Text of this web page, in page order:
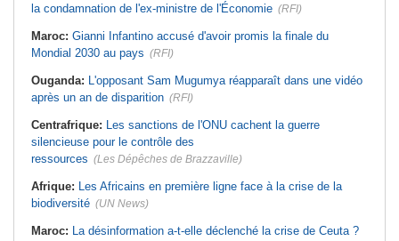
la condamnation de l'ex-ministre de l'Économie (RFI)
Maroc: Gianni Infantino accusé d'avoir promis la finale du
Mondial 2030 au pays (RFI)
Ouganda: L'opposant Sam Mugumya réapparaît dans une vidéo
après un an de disparition (RFI)
Centrafrique: Les sanctions de l'ONU cachent la guerre
silencieuse pour le contrôle des
ressources (Les Dépêches de Brazzaville)
Afrique: Les Africains en première ligne face à la crise de la
biodiversité (UN News)
Maroc: La désinformation a-t-elle déclenché la crise de Ceuta ?